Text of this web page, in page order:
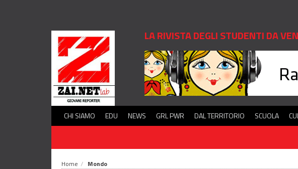
LA RIVISTA DEGLI STUDENTI DA
CHI SIAMO EDU NEWS GRL PWR DAL TERRITORIO SCUOLA
Home Mondo